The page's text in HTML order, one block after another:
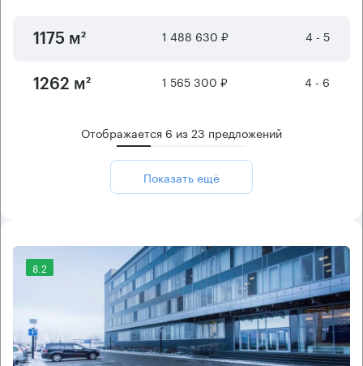
1175 м² 1 488 630 ₽ 4 - 5
1262 м² 1 565 300 ₽ 4 - 6
Отображается 6 из23 предложений
Показать ещё
8.2